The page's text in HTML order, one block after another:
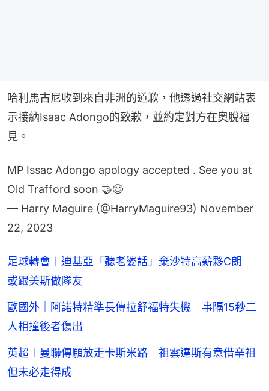
哈利馬古尼收到來自非洲的道歉，他透過社交網站表
示接納Isaac Adongo的致歉，並約定對方在奧脫福
見。
MP Issac Adongo apology accepted . See you at
Old Trafford soon 🤝😊
— Harry Maguire (@HarryMaguire93) November
22, 2023
足球轉會︱迪基亞「聽老婆話」棄沙特高薪夥C朗
或跟美斯做隊友
歐國外｜阿諾特精準長傳拉舒福特失機 事隔15秒二
人相撞後者傷出
英超︱曼聯傳願放走卡斯米路 祖雲達斯有意借辛祖
但未必走得成